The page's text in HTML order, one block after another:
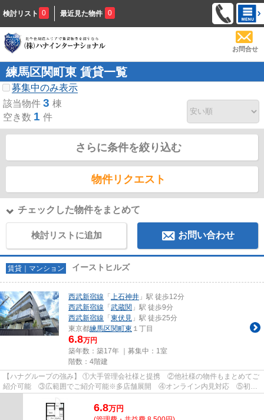
検討リスト 0 最近見た物件 0
お問合せ
練馬区関町東 賃貸一覧
募集中のみ表示
該当物件 3 棟
空き数 1 件
さらに条件を絞り込む
物件リクエスト
チェックした物件をまとめて
検討リストに追加 お問い合わせ
賃貸｜マンション イーストヒルズ
西武新宿線 「 上石神井 」駅 徒歩12分
西武新宿線 「 武蔵関 」駅 徒歩9分
西武新宿線 「 東伏見 」駅 徒歩25分
東京都練馬区関町東 １丁目
6.8万円
築年数：築17年 ｜募集中： 1室
階数：4階建
【ハナグループの強み】 ①大手管理会社様と提携 ②他社様の物件もまとめてご
紹介可能 ③広範囲でご紹介可能※多店舗展開 ④オンライン内見対応 ⑤初期
6.8万円